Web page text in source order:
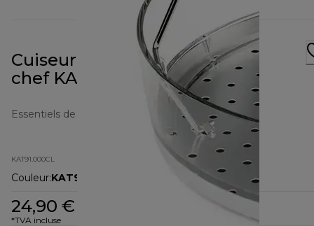
Cuiseur vapeur Cooking
chef KAT91.000CL
Essentiels de cuisine
KAT91.000CL
Couleur:KAT91.000CL
24,90 €
*TVA incluse